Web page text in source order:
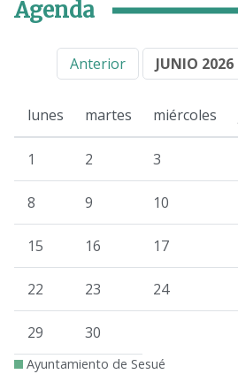
Agenda
Anterior JUNIO 2026
lunes martes miércoles
1 2 3
8 9 10
15 16 17
22 23 24
29 30
Ayuntamiento de Sesué